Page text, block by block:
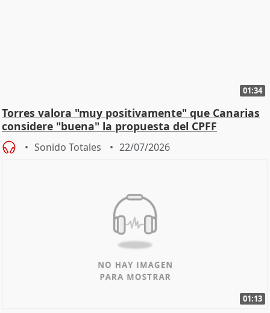
01:34
Torres valora "muy positivamente" que Canarias
considere "buena" la propuesta del CPFF
Sonido Totales 22/07/2026
01:13